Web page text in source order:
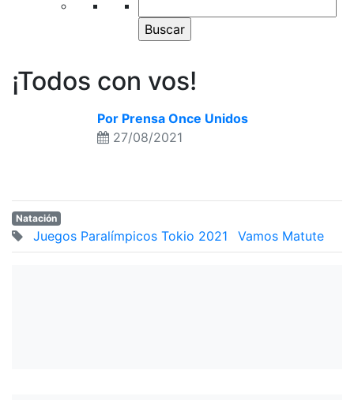
¡Todos con vos!
Por Prensa Once Unidos
27/08/2021
Natación
Juegos Paralímpicos Tokio 2021 Vamos Matute